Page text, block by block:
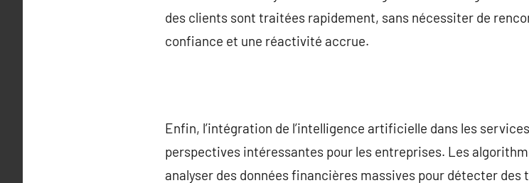
des clients sont traitées rapidement, sans nécessiter de
confiance et une réactivité accrue.
Enfin, l’intégration de l’intelligence artificielle dans les
perspectives intéressantes pour les entreprises. Les
analyser des données financières massives pour détecter